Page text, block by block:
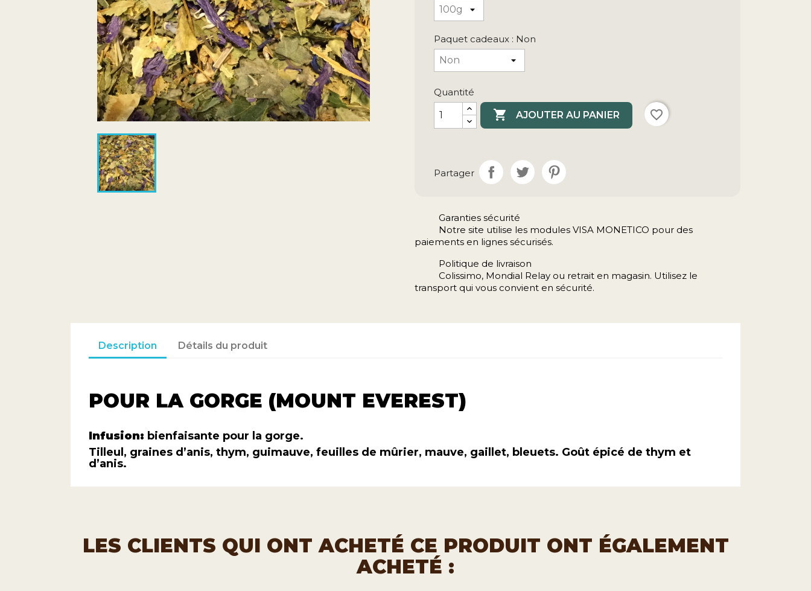
Paquet cadeaux : Non
Quantité
 AJOUTER AU PANIER favorite_border
Partager
Garanties sécurité
Notre site utilise les modules VISA MONETICO pour des
paiements en lignes sécurisés.
Politique de livraison
Colissimo, Mondial Relay ou retrait en magasin. Utilisez le
transport qui vous convient en sécurité.
Description Détails du produit
POUR LA GORGE (MOUNT EVEREST)
Infusion: bienfaisante pour la gorge.
Tilleul, graines d’anis, thym, guimauve, feuilles de mûrier, mauve, gaillet, bleuets. Goût épicé de thym et
d’anis.
LES CLIENTS QUI ONT ACHETÉ CE PRODUIT ONT ÉGALEMENT
ACHETÉ :